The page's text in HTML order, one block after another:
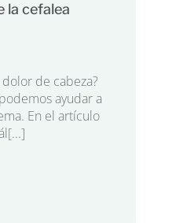
la cefalea
de cabeza?
ayudar a
En el artículo